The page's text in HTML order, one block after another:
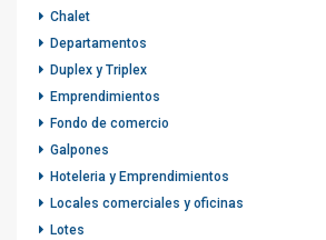
Chalet
Departamentos
Duplex y Triplex
Emprendimientos
Fondo de comercio
Galpones
Hoteleria y Emprendimientos
Locales comerciales y oficinas
Lotes